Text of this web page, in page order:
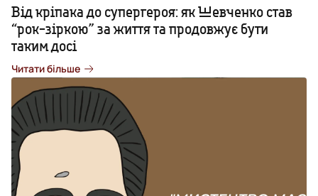
Від кріпака до супергероя: як Шевченко став
“рок-зіркою” за життя та продовжує бути
таким досі
Читати більше